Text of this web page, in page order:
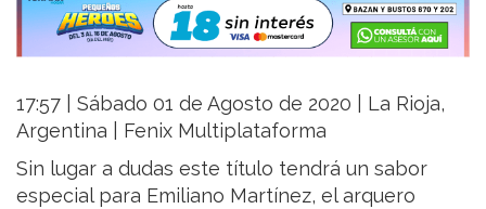
17:57 | Sábado 01 de Agosto de 2020 | La Rioja,
Argentina | Fenix Multiplataforma
Sin lugar a dudas este título tendrá un sabor
especial para Emiliano Martínez, el arquero